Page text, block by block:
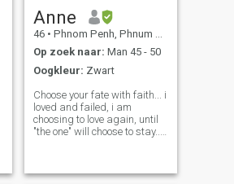
Anne
46 • Phnom Penh, Phnum Pénh, Cambodja
Op zoek naar: Man 45 - 50
Oogkleur: Zwart
Choose your fate with faith... i
loved and failed, i am
choosing to love again, until
"the one" will choose to stay... I
am choosing to love again,